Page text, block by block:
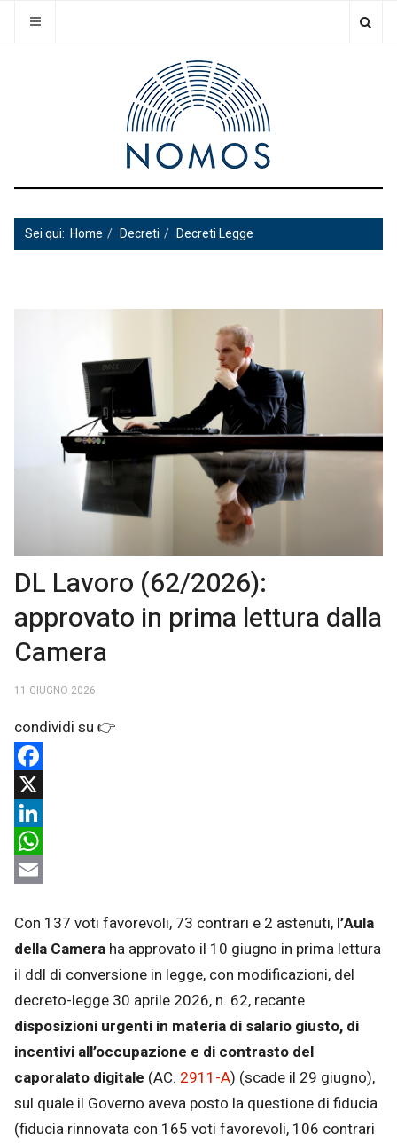
Sei qui: Home Decreti Decreti Legge
DL Lavoro (62/2026):
approvato in prima lettura dalla
Camera
11 GIUGNO 2026
Facebook
X
LinkedIn
WhatsApp
Con 137 voti favorevoli, 73 contrari e 2 astenuti, l’Aula
della Camera ha approvato il 10 giugno in prima lettura
il ddl di conversione in legge, con modificazioni, del
decreto-legge 30 aprile 2026, n. 62, recante
disposizioni urgenti in materia di salario giusto, di
incentivi all’occupazione e di contrasto del
caporalato digitale (AC. 2911-A) (scade il 29 giugno),
sul quale il Governo aveva posto la questione di fiducia
(fiducia rinnovata con 165 voti favorevoli, 106 contrari